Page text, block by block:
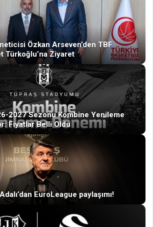
Özkan Arseven’den TBF
Türkoğlu’na Ziyaret
2027 Sezonu Kombine Yenileme
Fiyatlar Belli Oldu
EuroLeague paylaşımı!